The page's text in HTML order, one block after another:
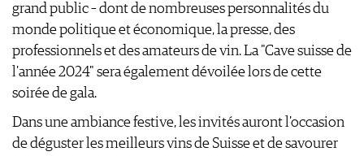
grand public – dont de nombreuses personnalités du
monde politique et économique, la presse, des
professionnels et des amateurs de vin. La "Cave suisse de
l'année 2024" sera également dévoilée lors de cette
soirée de gala.
Dans une ambiance festive, les invités auront l'occasion
de déguster les meilleurs vins de Suisse et de savourer